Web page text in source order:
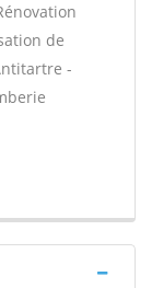
de
-